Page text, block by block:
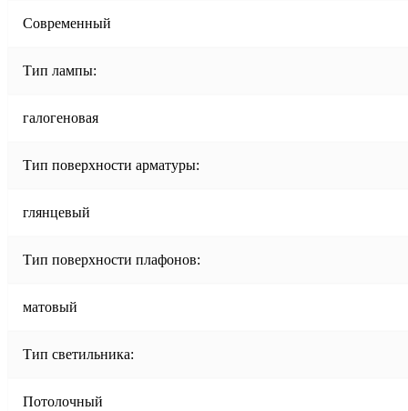
Современный
Тип лампы:
галогеновая
Тип поверхности арматуры:
глянцевый
Тип поверхности плафонов:
матовый
Тип светильника:
Потолочный